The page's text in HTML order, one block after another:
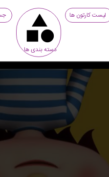
لیست کارتون ها
دسته بندی ها